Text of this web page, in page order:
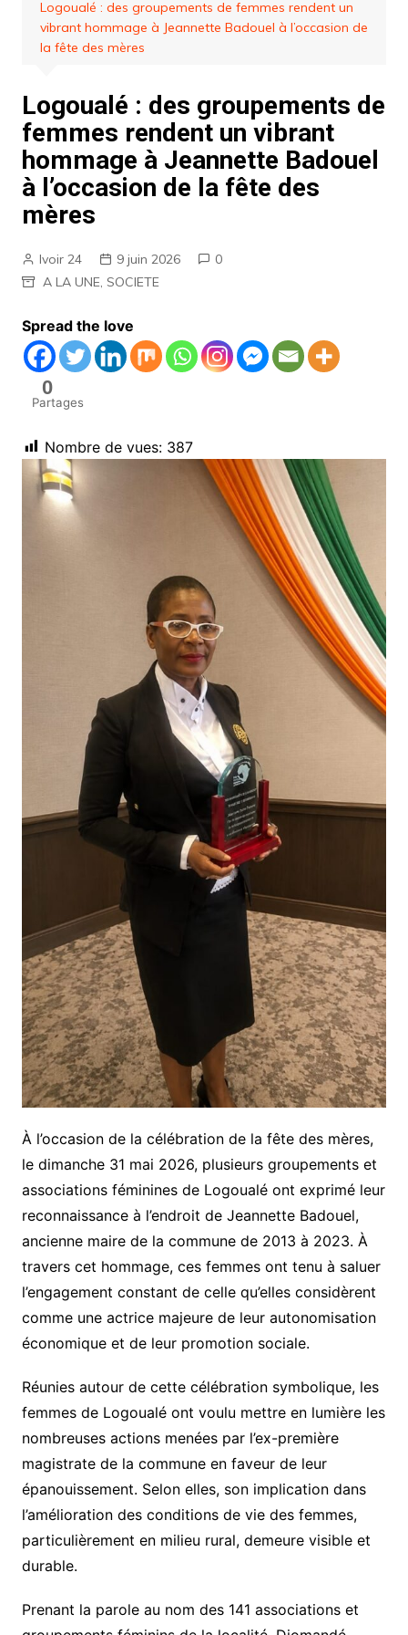
Logoualé : des groupements de femmes rendent un
vibrant hommage à Jeannette Badouel à l’occasion de
la fête des mères
Logoualé : des groupements de
femmes rendent un vibrant
hommage à Jeannette Badouel
à l’occasion de la fête des
mères
Ivoir 24 9 juin 2026
0
A LA UNE, SOCIETE
Spread the love
0
Partages
Nombre de vues: 387
À l’occasion de la célébration de la fête des mères,
le dimanche 31 mai 2026, plusieurs groupements et
associations féminines de Logoualé ont exprimé leur
reconnaissance à l’endroit de Jeannette Badouel,
ancienne maire de la commune de 2013 à 2023. À
travers cet hommage, ces femmes ont tenu à saluer
l’engagement constant de celle qu’elles considèrent
comme une actrice majeure de leur autonomisation
économique et de leur promotion sociale.
Réunies autour de cette célébration symbolique, les
femmes de Logoualé ont voulu mettre en lumière les
nombreuses actions menées par l’ex-première
magistrate de la commune en faveur de leur
épanouissement. Selon elles, son implication dans
l’amélioration des conditions de vie des femmes,
particulièrement en milieu rural, demeure visible et
durable.
Prenant la parole au nom des 141 associations et